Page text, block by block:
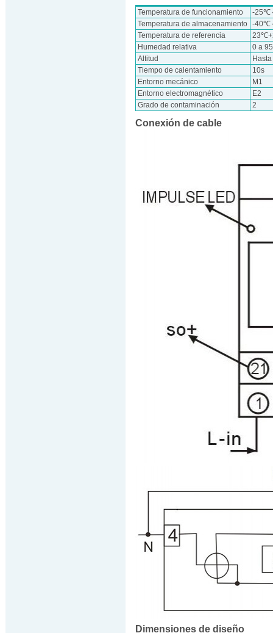
Temperatura de funcionamiento
-25℃
Temperatura de almacenamiento
-40℃
Temperatura de referencia
Humedad relativa
0 a
Altitud
Tiempo de calentamiento
10s
Entorno mecánico
M1
Entorno electromagnético
E2
Grado de contaminación
2
Conexión de cable
Dimensiones de diseño